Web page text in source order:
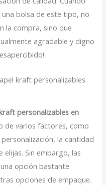
bolsa de este tipo, no
la compra, sino que
agradable y digno
kraft personalizables
personalizables en
de varios factores, como
la cantidad
elijas. Sin embargo, las
opción bastante
opciones de empaque.